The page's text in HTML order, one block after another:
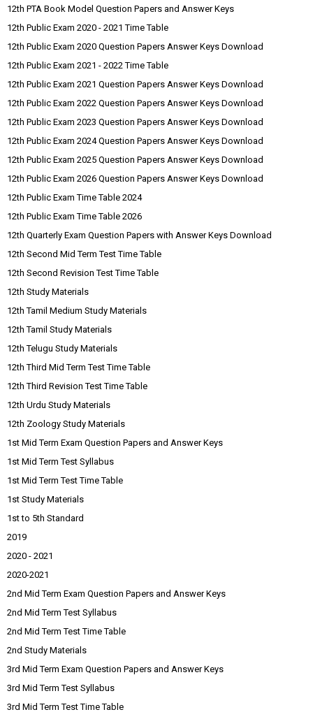
12th PTA Book Model Question Papers and Answer Keys
12th Public Exam 2020 - 2021 Time Table
12th Public Exam 2020 Question Papers Answer Keys Download
12th Public Exam 2021 - 2022 Time Table
12th Public Exam 2021 Question Papers Answer Keys Download
12th Public Exam 2022 Question Papers Answer Keys Download
12th Public Exam 2023 Question Papers Answer Keys Download
12th Public Exam 2024 Question Papers Answer Keys Download
12th Public Exam 2025 Question Papers Answer Keys Download
12th Public Exam 2026 Question Papers Answer Keys Download
12th Public Exam Time Table 2024
12th Public Exam Time Table 2026
12th Quarterly Exam Question Papers with Answer Keys Download
12th Second Mid Term Test Time Table
12th Second Revision Test Time Table
12th Study Materials
12th Tamil Medium Study Materials
12th Tamil Study Materials
12th Telugu Study Materials
12th Third Mid Term Test Time Table
12th Third Revision Test Time Table
12th Urdu Study Materials
12th Zoology Study Materials
1st Mid Term Exam Question Papers and Answer Keys
1st Mid Term Test Syllabus
1st Mid Term Test Time Table
1st Study Materials
1st to 5th Standard
2019
2020 - 2021
2020-2021
2nd Mid Term Exam Question Papers and Answer Keys
2nd Mid Term Test Syllabus
2nd Mid Term Test Time Table
2nd Study Materials
3rd Mid Term Exam Question Papers and Answer Keys
3rd Mid Term Test Syllabus
3rd Mid Term Test Time Table